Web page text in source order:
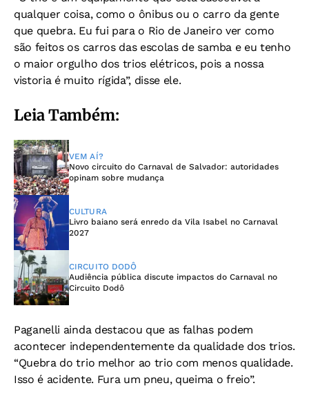
qualquer coisa, como o ônibus ou o carro da gente
que quebra. Eu fui para o Rio de Janeiro ver como
são feitos os carros das escolas de samba e eu tenho
o maior orgulho dos trios elétricos, pois a nossa
vistoria é muito rígida”, disse ele.
Leia Também:
VEM AÍ?
Novo circuito do Carnaval de Salvador: autoridades
opinam sobre mudança
CULTURA
Livro baiano será enredo da Vila Isabel no Carnaval
2027
CIRCUITO DODÔ
Audiência pública discute impactos do Carnaval no
Circuito Dodô
Paganelli ainda destacou que as falhas podem
acontecer independentemente da qualidade dos trios.
“Quebra do trio melhor ao trio com menos qualidade.
Isso é acidente. Fura um pneu, queima o freio”.